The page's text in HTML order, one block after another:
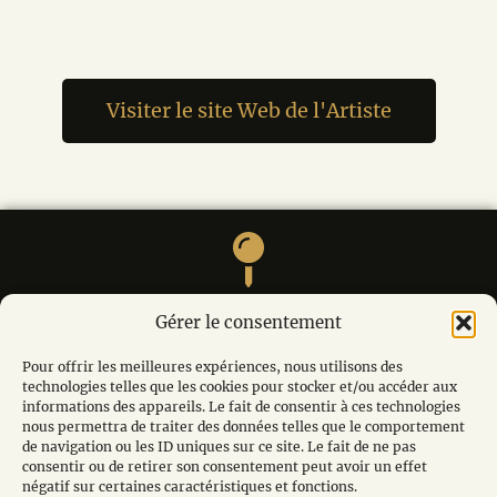
Gérer le consentement
Pour offrir les meilleures expériences, nous utilisons des
technologies telles que les cookies pour stocker et/ou accéder aux
informations des appareils. Le fait de consentir à ces technologies
nous permettra de traiter des données telles que le comportement
de navigation ou les ID uniques sur ce site. Le fait de ne pas
consentir ou de retirer son consentement peut avoir un effet
négatif sur certaines caractéristiques et fonctions.
Visiter le site Web de l'Artiste
M. André MODOT, La calade, Le village, 84220
LIOUX
edanslo84@gmail.com